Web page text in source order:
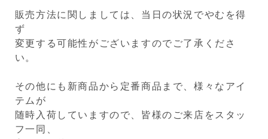
販売方法に関しましては、当日の状況でやむを得
ず
変更する可能性がございますのでご了承くださ
い。
その他にも新商品から定番商品まで、様々なアイ
テムが
随時入荷していますので、皆様のご来店をスタッ
フ一同、